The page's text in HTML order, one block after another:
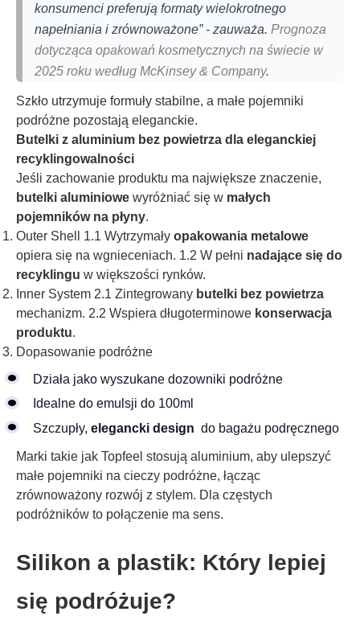
konsumenci preferują formaty wielokrotnego
napełniania i zrównoważone” - zauważa. Prognoza
dotycząca opakowań kosmetycznych na świecie w
2025 roku według McKinsey & Company.
Szkło utrzymuje formuły stabilne, a małe pojemniki
podróżne pozostają eleganckie.
Butelki z aluminium bez powietrza dla eleganckiej
recyklingowalności
Jeśli zachowanie produktu ma największe znaczenie,
butelki aluminiowe wyróżniać się w małych
pojemników na płyny.
Outer Shell 1.1 Wytrzymały opakowania metalowe
opiera się na wgnieceniach. 1.2 W pełni nadające się do
recyklingu w większości rynków.
Inner System 2.1 Zintegrowany butelki bez powietrza
mechanizm. 2.2 Wspiera długoterminowe konserwacja
produktu.
Dopasowanie podróżne
Działa jako wyszukane dozowniki podróżne
Idealne do emulsji do 100ml
Szczupły, elegancki design do bagażu podręcznego
Marki takie jak Topfeel stosują aluminium, aby ulepszyć
małe pojemniki na cieczy podróżne, łącząc
zrównoważony rozwój z stylem. Dla częstych
podróżników to połączenie ma sens.
Silikon a plastik: Który lepiej
się podróżuje?